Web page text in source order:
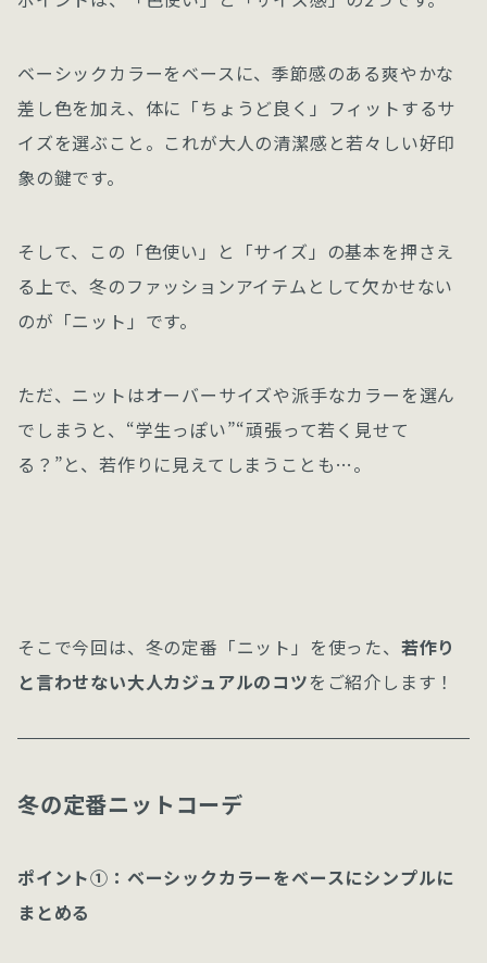
ベーシックカラーをベースに、季節感のある爽やかな
差し色を加え、体に「ちょうど良く」フィットするサ
イズを選ぶこと。これが大人の清潔感と若々しい好印
象の鍵です。
そして、この「色使い」と「サイズ」の基本を押さえ
る上で、冬のファッションアイテムとして欠かせない
のが「ニット」です。
ただ、ニットはオーバーサイズや派手なカラーを選ん
でしまうと、“学生っぽい”“頑張って若く見せて
る？”と、若作りに見えてしまうことも…。
そこで今回は、冬の定番「ニット」を使った、 若作り
と言わせない大人カジュアルのコツをご紹介します！
冬の定番ニットコーデ
ポイント①：ベーシックカラーをベースにシンプルに
まとめる